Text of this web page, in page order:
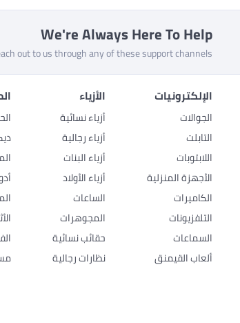
We're Always Here To Help
out to us through any of these support channels
الإلكترونيات
الجوالات
التابلت
اللابتوبات
الأجهزة المنزلية
الكاميرات
التلفزيونات
السماعات
ألعاب القيمنق
الأزياء
أزياء نسائية
أزياء رجالية
أزياء البنات
أزياء الأولاد
الساعات
المجوهرات
حقائب نسائية
نظارات رجالية